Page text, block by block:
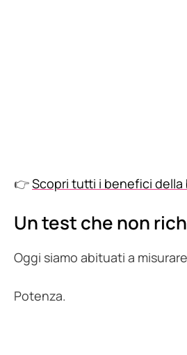
👉Scopri tutti i benefici della
Un test che non
Oggi siamo abituati a
Potenza.